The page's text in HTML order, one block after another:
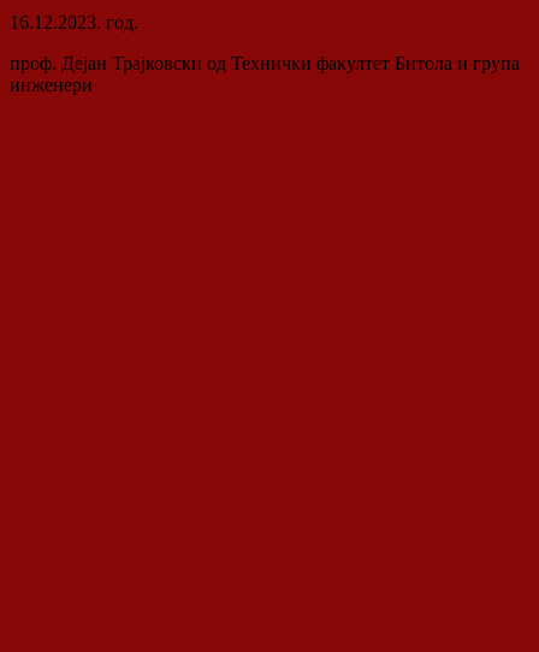
16.12.2023. год.
проф. Дејан Трајковски од Технички факултет Битола и група
инженери